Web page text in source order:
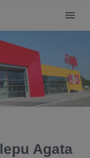
Agata